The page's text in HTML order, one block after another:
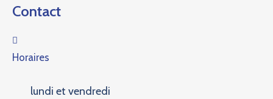
Contact
Horaires
lundi et vendredi